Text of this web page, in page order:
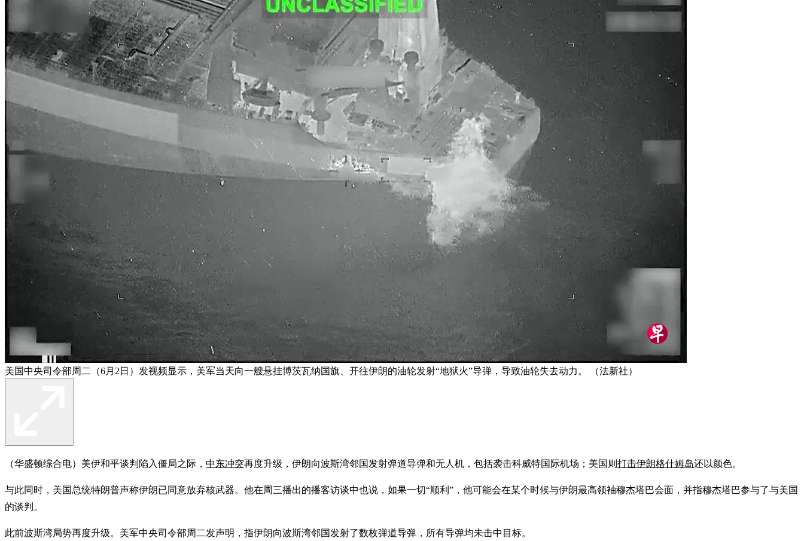
美国中央司令部周二（6月2日）发视频显示，美军当天向一艘悬挂博茨瓦纳国旗、开往伊朗的油轮发射“地狱火”导弹，导致油轮失去动力。 （法新社）
（华盛顿综合电）美伊和平谈判陷入僵局之际， 中东冲突再度升级，伊朗向波斯湾邻国发射弹道导弹和无人机，包括袭击科威特国际机场；美国则 打击伊朗格什姆岛还以颜色。
与此同时，美国总统特朗普声称伊朗已同意放弃核武器。他在周三播出的播客访谈中也说，如果一切“顺利”，他可能会在某个时候与伊朗最高领袖穆杰塔巴会面，并指穆杰塔巴参与了与美国
的谈判。
此前波斯湾局势再度升级。美军中央司令部周二发声明，指伊朗向波斯湾邻国发射了数枚弹道导弹，所有导弹均未击中目标。